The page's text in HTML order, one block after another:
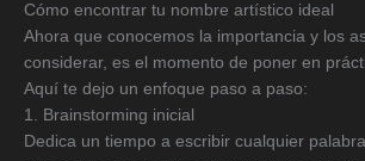
Cómo encontrar tu nombre artístico ideal
Ahora que conocemos la importancia y los
considerar, es el momento de poner en
Aquí te dejo un enfoque paso a paso:
1. Brainstorming inicial
Dedica un tiempo a escribir cualquier